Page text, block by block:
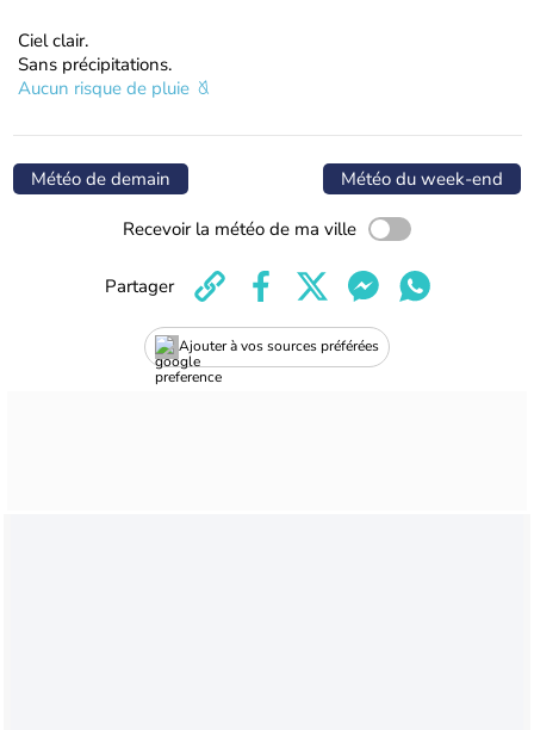
Ciel clair.
Sans précipitations.
Aucun risque de pluie
Météo de demain Météo du week-end
Recevoir la météo de ma ville
Ajouter à vos sources préférées
Partager